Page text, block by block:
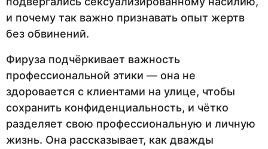
и почему так важно признавать опыт жертв
без обвинений.
Фируза подчёркивает важность
профессиональной этики — она не
здоровается с клиентами на улице, чтобы
сохранить конфиденциальность, и чётко
разделяет свою профессиональную и личную
жизнь. Она рассказывает, как дважды